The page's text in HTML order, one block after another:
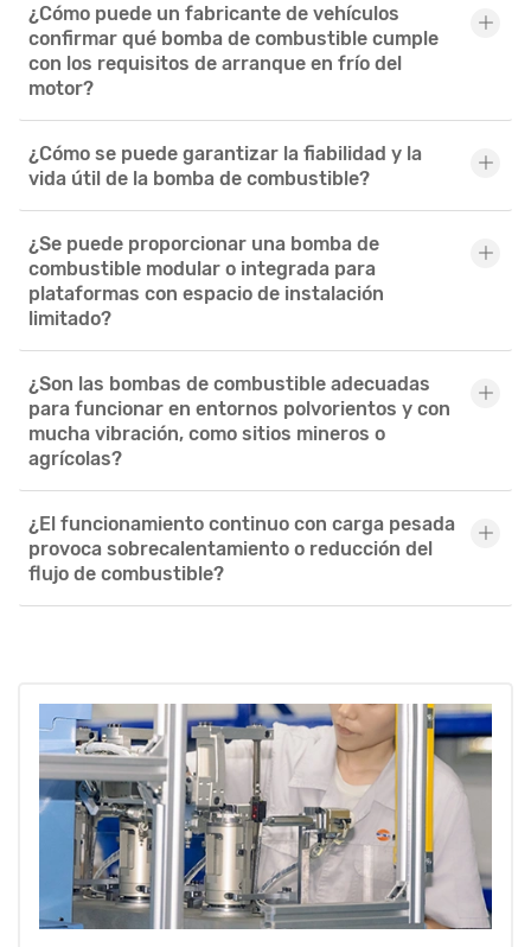
¿Cómo puede un fabricante de vehículos
confirmar qué bomba de combustible cumple
con los requisitos de arranque en frío del
motor?
¿Cómo se puede garantizar la fiabilidad y la
vida útil de la bomba de combustible?
¿Se puede proporcionar una bomba de
combustible modular o integrada para
plataformas con espacio de instalación
limitado?
¿Son las bombas de combustible adecuadas
para funcionar en entornos polvorientos y con
mucha vibración, como sitios mineros o
agrícolas?
¿El funcionamiento continuo con carga pesada
provoca sobrecalentamiento o reducción del
flujo de combustible?